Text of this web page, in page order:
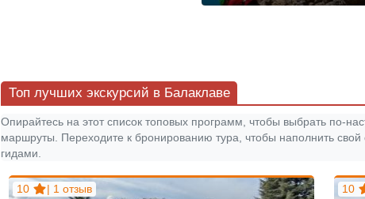
Топ лучших экскурсий в Балаклаве
Опирайтесь на этот список топовых программ, чтобы выбрать по-
маршруты. Переходите к бронированию тура, чтобы наполнить
гидами.
10 | 1 отзыв 10